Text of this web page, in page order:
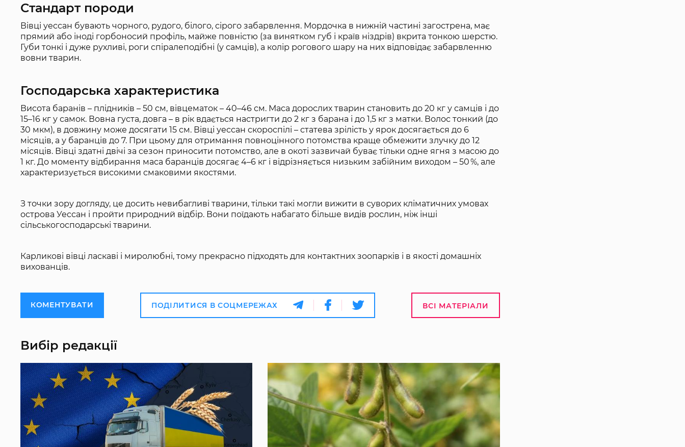
Стандарт породи
Вівці уессан бувають чорного, рудого, білого, сірого забарвлення. Мордочка в нижній частині загострена, має
прямий або іноді горбоносий профіль, майже повністю (за винятком губ і країв ніздрів) вкрита тонкою шерстю.
Губи тонкі і дуже рухливі, роги спіралеподібні (у самців), а колір рогового шару на них відповідає забарвленню
вовни тварин.
Господарська характеристика
Висота баранів – плідників – 50 см, вівцематок – 40–46 см. Маса дорослих тварин становить до 20 кг у самців і до
15–16 кг у самок. Вовна густа, довга – в рік вдається настригти до 2 кг з барана і до 1,5 кг з матки. Волос тонкий (до
30 мкм), в довжину може досягати 15 см. Вівці уессан скороспілі – статева зрілість у ярок досягається до 6
місяців, а у баранців до 7. При цьому для отримання повноцінного потомства краще обмежити злучку до 12
місяців. Вівці здатні двічі за сезон приносити потомство, але в окоті зазвичай буває тільки одне ягня з масою до
1 кг. До моменту відбирання маса баранців досягає 4–6 кг і відрізняється низьким забійним виходом – 50 %, але
характеризується високими смаковими якостями.
З точки зору догляду, це досить невибагливі тварини, тільки такі могли вижити в суворих кліматичних умовах
острова Уессан і пройти природний відбір. Вони поїдають набагато більше видів рослин, ніж інші
сільськогосподарські тварини.
Карликові вівці ласкаві і миролюбні, тому прекрасно підходять для контактних зоопарків і в якості домашніх
вихованців.
КОМЕНТУВАТИ ПОДІЛИТИСЯ В СОЦМЕРЕЖАХ ВСІ МАТЕРІАЛИ
Вибір редакції